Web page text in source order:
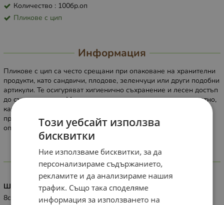
Количество : 100бр.оп
Пликове с цип
Информация
Пликове с цип са често срещани при опаковане на хранителни
продукти, като сандвичи, плодове, зеленчуци или други подобни
артикули. Те осигуряват хигиенично съхранение и лесен достъп
до съдържанието. Могат да се отварят и затварят многократно,
както и да се замразяват. Използват се и за опаковане на
продукти, мостри и документи. Показаната цена е за една
опаковка от 100бр.
Характеристики
Широчина
8см.
Този уебсайт използва
бисквитки
Ние използваме бисквитки, за да
персонализираме съдържанието,
рекламите и да анализираме нашия
трафик. Също така споделяме
информация за използването на